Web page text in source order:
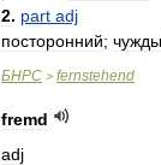
2. part adj
посторонний;
БНРС > fernstehend
fremd
adj